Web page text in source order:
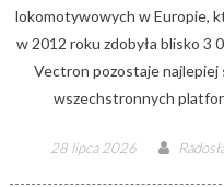
lokomotywowych w Europie,
w 2012 roku zdobyła blisko 3
Vectron pozostaje najlepiej
wszechstronnych
Posted
28 lipca 2026 Author